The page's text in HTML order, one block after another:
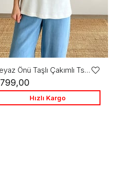
Beyaz Önü Taşlı Çakımlı Tshirt
Ekle
Hızlı Kargo